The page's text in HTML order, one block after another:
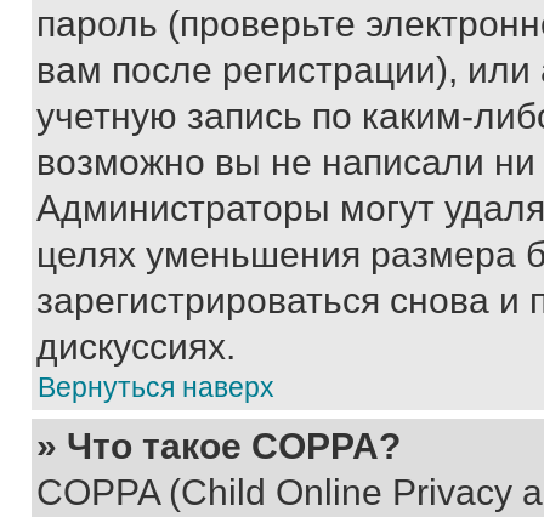
пароль (проверьте
вам после регистрации),
учетную запись по каким-
возможно вы не написали
Администраторы могут
целях уменьшения размера
зарегистрироваться снова и
дискуссиях.
Вернуться наверх
» Что такое COPPA?
COPPA (Child Online Privacy